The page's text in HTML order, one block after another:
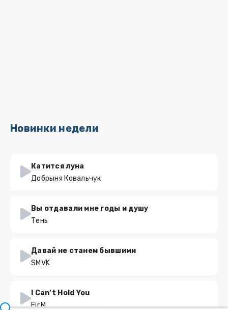
Новинки недели
Катится луна
Добрыня Ковальчук
Вы отдавали мне годы и душу
Тень
Давай не станем бывшими
SMVK
I Can’t Hold You
Eir.M